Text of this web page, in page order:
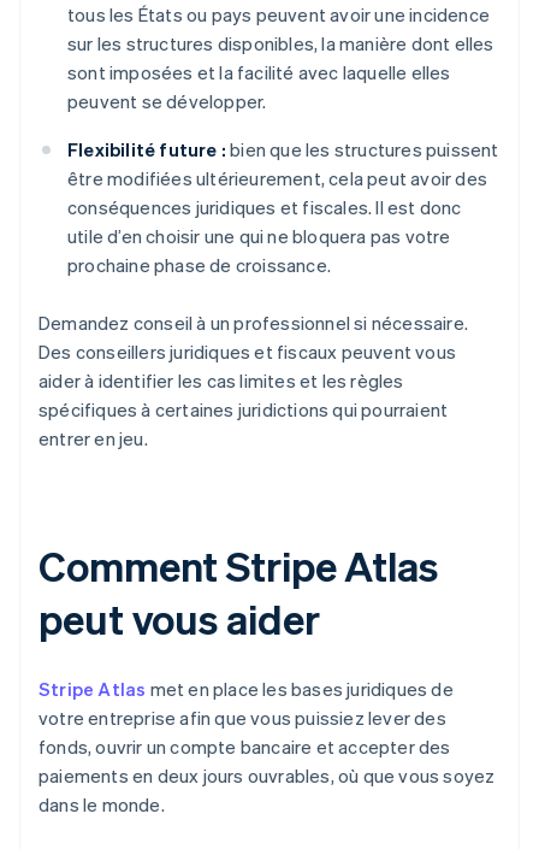
tous les États ou pays peuvent avoir une incidence
sur les structures disponibles, la manière dont elles
sont imposées et la facilité avec laquelle elles
peuvent se développer.
Flexibilité future : bien que les structures puissent
être modifiées ultérieurement, cela peut avoir des
conséquences juridiques et fiscales. Il est donc
utile d’en choisir une qui ne bloquera pas votre
prochaine phase de croissance.
Demandez conseil à un professionnel si nécessaire.
Des conseillers juridiques et fiscaux peuvent vous
aider à identifier les cas limites et les règles
spécifiques à certaines juridictions qui pourraient
entrer en jeu.
Comment Stripe Atlas
peut vous aider
Stripe Atlas met en place les bases juridiques de
votre entreprise afin que vous puissiez lever des
fonds, ouvrir un compte bancaire et accepter des
paiements en deux jours ouvrables, où que vous soyez
dans le monde.